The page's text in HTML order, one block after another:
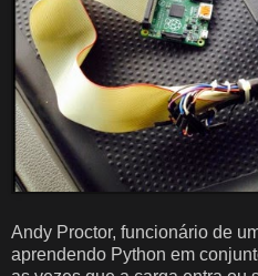
Andy Proctor, funcionário de
aprendendo Python em